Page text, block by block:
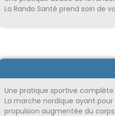
La Rando Santé prend soin de
Une pratique sportive
La marche nordique ayant
propulsion augmentée du